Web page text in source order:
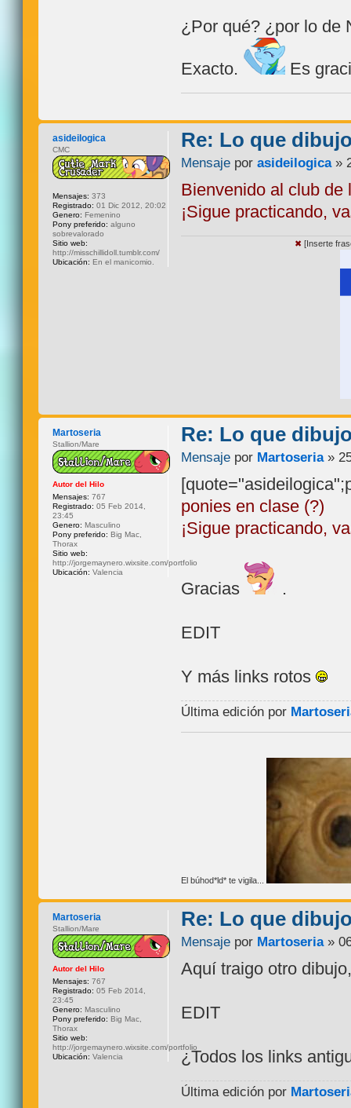
¿Por qué? ¿por lo de
Exacto. Es
Re: Lo que
Mensaje porasideilogica»
Bienvenido al club de
¡Sigue practicando,
✖ [Inserte
asideilogica
CMC
Mensajes: 373
Registrado: 01 Dic 2012, 20:02
Genero: Femenino
Pony preferido: alguno
sobrevalorado
Sitio web:
http://misschillidoll.tumblr.com/
Ubicación: En el manicomio.
Re: Lo que
Mensaje por Martoseria»
ponies en clase (?)
¡Sigue practicando,
Gracias .
EDIT
Y más links rotos
Última edición por
El búhod*ld* te vigila...
Martoseria
Stallion/Mare
Autor del Hilo
Mensajes: 767
Registrado: 05 Feb 2014,
23:45
Genero: Masculino
Pony preferido: Big Mac,
Thorax
Sitio web:
http://jorgemaynero.wixsite.com/portfolio
Ubicación: Valencia
Re: Lo que
Mensaje por Martoseria»
Aquí traigo otro
EDIT
¿Todos los links
Última edición por
Martoseria
Stallion/Mare
Autor del Hilo
Mensajes: 767
Registrado: 05 Feb 2014,
23:45
Genero: Masculino
Pony preferido: Big Mac,
Thorax
Sitio web:
http://jorgemaynero.wixsite.com/portfolio
Ubicación: Valencia